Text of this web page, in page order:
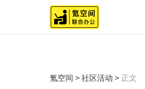
氪空间 > 社区活动 > 正文